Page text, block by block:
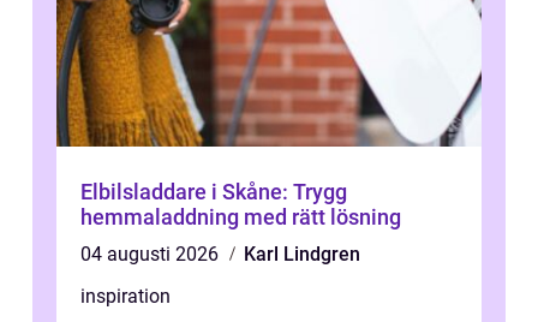
Elbilsladdare i Skåne: Trygg
hemmaladdning med rätt lösning
04 augusti 2026
Karl Lindgren
inspiration